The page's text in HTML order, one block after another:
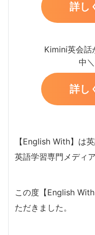
詳し
Kimini英会話
中
詳し
【English With】は
英語学習専門メディア
この度【English
ただきました。